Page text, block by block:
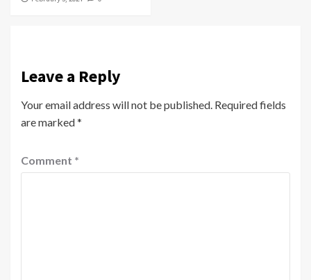
Leave a Reply
Your email address will not be published. Required fields
are marked*
Comment *